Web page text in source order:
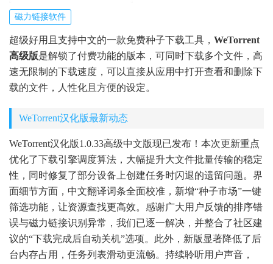
磁力链接软件
超级好用且支持中文的一款免费种子下载工具， WeTorrent
高级版是解锁了付费功能的版本，可同时下载多个文件，高
速无限制的下载速度，可以直接从应用中打开查看和删除下
载的文件，人性化且方便的设定。
WeTorrent汉化版最新动态
WeTorrent汉化版1.0.33高级中文版现已发布！本次更新重点
优化了下载引擎调度算法，大幅提升大文件批量传输的稳定
性，同时修复了部分设备上创建任务时闪退的遗留问题。界
面细节方面，中文翻译词条全面校准，新增“种子市场”一键
筛选功能，让资源查找更高效。感谢广大用户反馈的排序错
误与磁力链接识别异常，我们已逐一解决，并整合了社区建
议的“下载完成后自动关机”选项。此外，新版显著降低了后
台内存占用，任务列表滑动更流畅。持续聆听用户声音，